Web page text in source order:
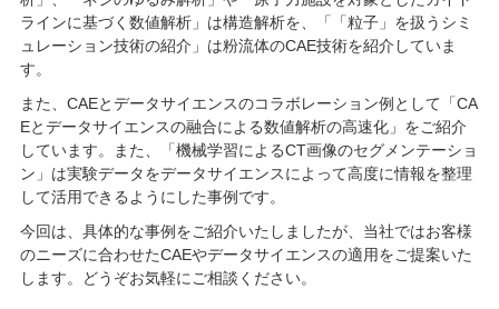
ラインに基づく数値解析」は構造解析を、「「粒子」を扱うシミ
ュレーション技術の紹介」は粉流体のCAE技術を紹介していま
す。
また、CAEとデータサイエンスのコラボレーション例として「CA
Eとデータサイエンスの融合による数値解析の高速化」をご紹介
しています。また、「機械学習によるCT画像のセグメンテーショ
ン」は実験データをデータサイエンスによって高度に情報を整理
して活用できるようにした事例です。
今回は、具体的な事例をご紹介いたしましたが、当社ではお客様
のニーズに合わせたCAEやデータサイエンスの適用をご提案いた
します。どうぞお気軽にご相談ください。